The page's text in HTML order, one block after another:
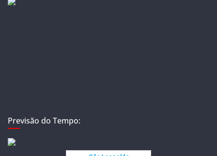
Previsão do Tempo: